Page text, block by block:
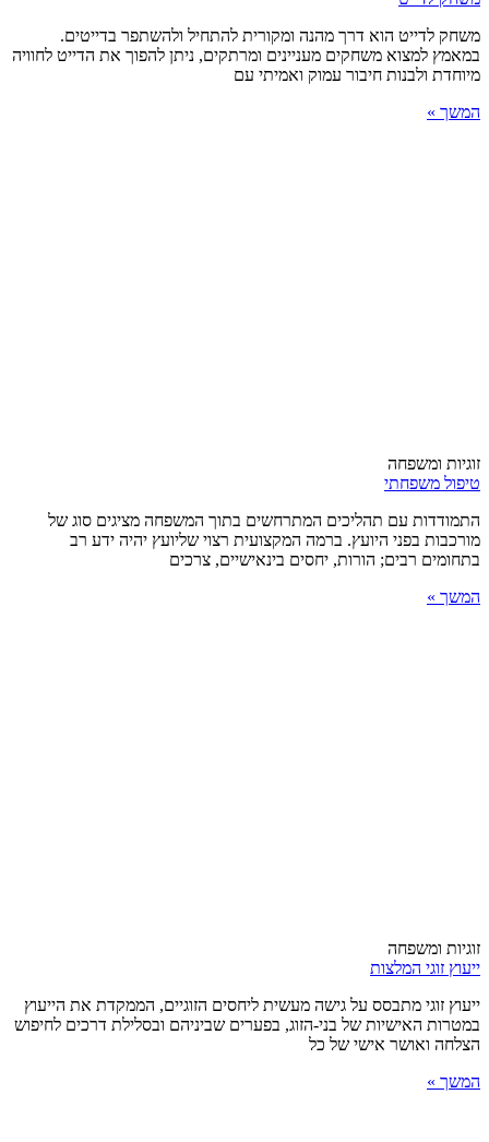
משחק לדייט הוא דרך מהנה ומקורית להתחיל ולהשתפר בדייטים.
במאמץ למצוא משחקים מעניינים ומרתקים, ניתן להפוך את הדייט לחוויה
מיוחדת ולבנות חיבור עמוק ואמיתי עם
המשך »
זוגיות ומשפחה
טיפול משפחתי
התמודדות עם תהליכים המתרחשים בתוך המשפחה מציגים סוג של
מורכבות בפני היועץ. ברמה המקצועית רצוי שליועץ יהיה ידע רב
בתחומים רבים; הורות, יחסים בינאישיים, צרכים
המשך »
זוגיות ומשפחה
ייעוץ זוגי המלצות
ייעוץ זוגי מתבסס על גישה מעשית ליחסים הזוגיים, הממקדת את הייעוץ
במטרות האישיות של בני-הזוג, בפערים שביניהם ובסלילת דרכים לחיפוש
הצלחה ואושר אישי של כל
המשך »